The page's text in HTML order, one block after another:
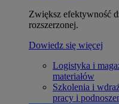
Zwiększ efektywność
rozszerzonej.
Dowiedz się więcej
Logistyka i
materiałów
Szkolenia i
pracy i